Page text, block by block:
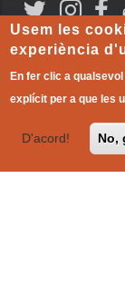
Usem les
experiència
En fer clic a
explícit per a que les
D'acord! No,